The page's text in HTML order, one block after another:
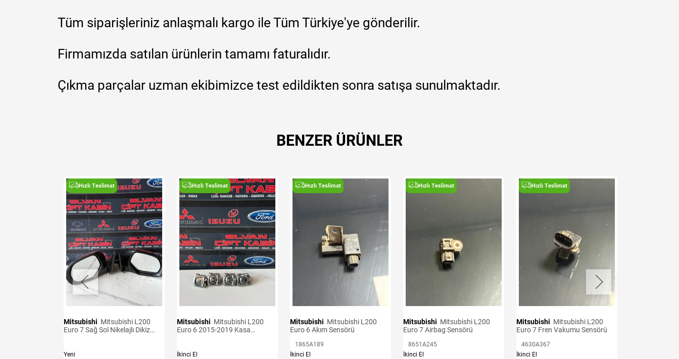
Tüm siparişleriniz anlaşmalı kargo ile Tüm Türkiye'ye gönderilir.
Firmamızda satılan ürünlerin tamamı faturalıdır.
Çıkma parçalar uzman ekibimizce test edildikten sonra satışa sunulmaktadır.
BENZER ÜRÜNLER
Hızlı Teslimat
Mitsubishi
Euro 7 Sağ Sol Nikelajlı Dikiz
Yeni
Hızlı Teslimat
Mitsubishi
Euro 6 2015-2019 Kasa
İkinci El
Hızlı Teslimat
Mitsubishi
Euro 6 Akım Sensörü
1865A189
İkinci El
Hızlı Teslimat
Mitsubishi
Euro 7 Airbag Sensörü
8651A245
İkinci El
Hızlı Teslimat
Mitsubishi
Euro 7 Fren Vakumu Sensörü
4630A367
İkinci El